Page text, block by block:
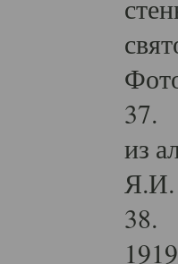
37.
из
Я.И.
38.